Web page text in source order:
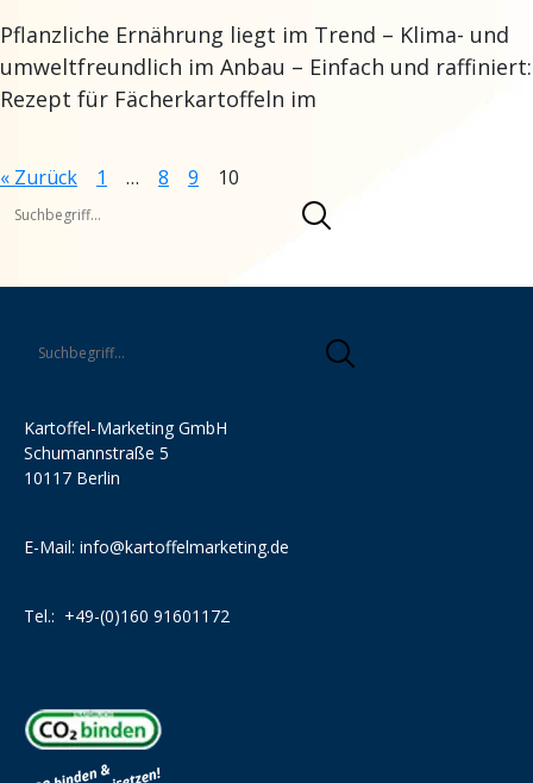
Pflanzliche Ernährung liegt im Trend – Klima- und
umweltfreundlich im Anbau – Einfach und raffiniert:
Rezept für Fächerkartoffeln im
« Zurück 1 … 8 9 10
Kartoffel-Marketing GmbH
Schumannstraße 5
10117 Berlin
E-Mail: info@kartoffelmarketing.de
Tel.: +49-(0)160 91601172